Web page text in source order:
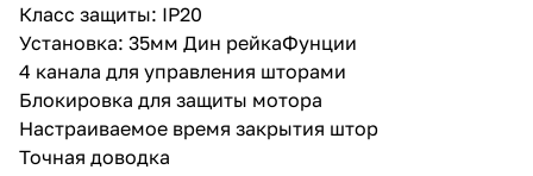
Класс защиты: IP20
Установка: 35мм Дин рейкаФунции
4 канала для управления шторами
Блокировка для защиты мотора
Настраиваемое время закрытия штор
Точная доводка